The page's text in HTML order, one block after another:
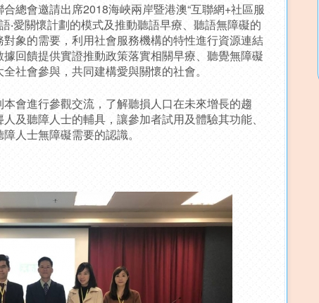
總會邀請出席2018海峽兩岸暨港澳“互聯網+社區服
‧愛關懷計劃的模式及推動聽語早療、聽語無障礙的
象的需要，利用社會服務機構的特性進行資源連結
回饋提供實證推動政策落實相關早療、聽覺無障礙
社會參與，共同建構愛與關懷的社會。
會進行參觀交流，了解聽損人口在未來增長的趨
及聽障人士的輔具，讓參加者試用及體驗其功能、
人士無障礙需要的認識。